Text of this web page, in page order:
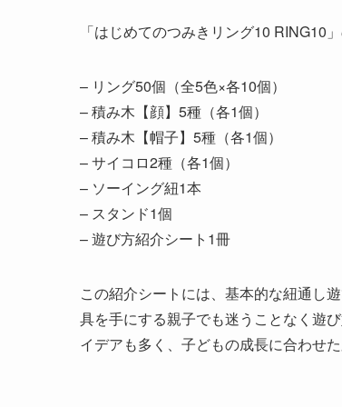
「はじめてのつみきリング10 RING10
– リング50個（全5色×各10個）
– 積み木【顔】5種（各1個）
– 積み木【帽子】5種（各1個）
– サイコロ2種（各1個）
– ソーイング紐1本
– スタンド1個
– 遊び方紹介シート1冊
この紹介シートには、基本的な紐通し
具を手にする親子でも迷うことなく遊
イデアも多く、子どもの成長に合わせた